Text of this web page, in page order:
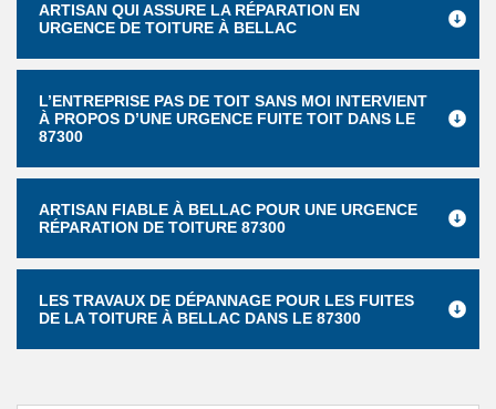
ARTISAN QUI ASSURE LA RÉPARATION EN
URGENCE DE TOITURE À BELLAC
L’ENTREPRISE PAS DE TOIT SANS MOI INTERVIENT
À PROPOS D’UNE URGENCE FUITE TOIT DANS LE
87300
ARTISAN FIABLE À BELLAC POUR UNE URGENCE
RÉPARATION DE TOITURE 87300
LES TRAVAUX DE DÉPANNAGE POUR LES FUITES
DE LA TOITURE À BELLAC DANS LE 87300